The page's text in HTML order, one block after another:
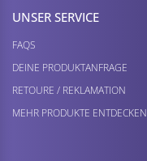
UNSER SERVICE
FAQS
DEINE PRODUKTANFRAGE
RETOURE / REKLAMATION
MEHR PRODUKTE ENTDECKEN